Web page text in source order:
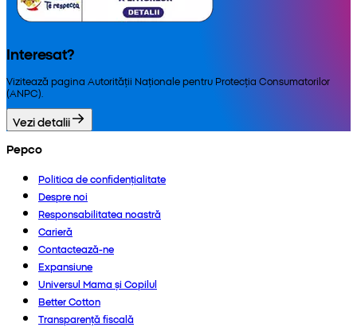
Interesat?
Vizitează pagina Autorității Naționale pentru Protecția Consumatorilor
(ANPC).
Vezi detalii
Pepco
Politica de confidențialitate
Despre noi
Responsabilitatea noastră
Carieră
Contactează-ne
Expansiune
Universul Mama și Copilul
Better Cotton
Transparență fiscală